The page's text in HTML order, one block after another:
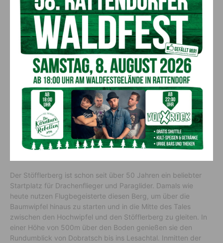
hier bei uns in den Alpen findet er es sehr schön. Im
Gegensatz zu den konstanten Windverhältnissen an den
Küsten, ist es in den Bergen technisch anspruchsvoller. Da
sind Aufmerksamkeit und ein Verständnis der Luftmasse und
des Wetters gefordert, denn die Thermik kann sich schnell
ändern.
Der 32-jährige Baumpfleger war schon immer auf das
Fliegen getrimmt. Doch er lernte schnell, dass es bei
ungünstigen Windverhältnissen auch gefährlich werden kann.
Als der Fluglehrer einmal rausflog, um die Bedingungen zu
prüfen, wurde ersichtlich, wie starke Windböen den Schirm
beeinflussen können. Für einen Flugneuling können solche
Situationen gefährlich enden. Dieses Erlebnis zeigte ihm, dass
man nicht einfach Wegstarten kann, sondern immer auch die
Der Stöfflerberg ist schon seit über 50 Jahren ein beliebter
Startplatz für Drachenflieger und Paraglider. Damals wie
heute nutzen Flugbegeisterte diesen Berg, um über die
Baumwipfel hinaus zu starten und in die Mitte des Tales
zwischen den Hochwipfel und den Stöfflerberg zu gleiten. In
einer Höhe von 500m über den Boden genießen sie den
Rundumblick von Dobratsch bis ins Lesachtal. Inmitten der